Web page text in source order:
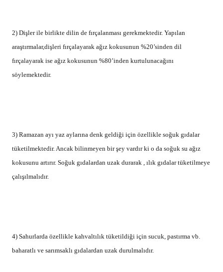
2) Dişler ile birlikte dilin de fırçalanması gerekmektedir. Yapılan
araştırmalar,dişleri fırçalayarak ağız kokusunun %20’sinden dil
fırçalayarak ise ağız kokusunun %80’inden kurtulunacağını
söylemektedir.
3) Ramazan ayı yaz aylarına denk geldiği için özellikle soğuk gıdalar
tüketilmektedir. Ancak bilinmeyen bir şey vardır ki o da soğuk su ağız
kokusunu artırır. Soğuk gıdalardan uzak durarak , ılık gıdalar tüketilmeye
çalışılmalıdır.
4) Sahurlarda özellikle kahvaltılık tüketildiği için sucuk, pastırma vb.
baharatlı ve sarımsaklı gıdalardan uzak durulmalıdır.